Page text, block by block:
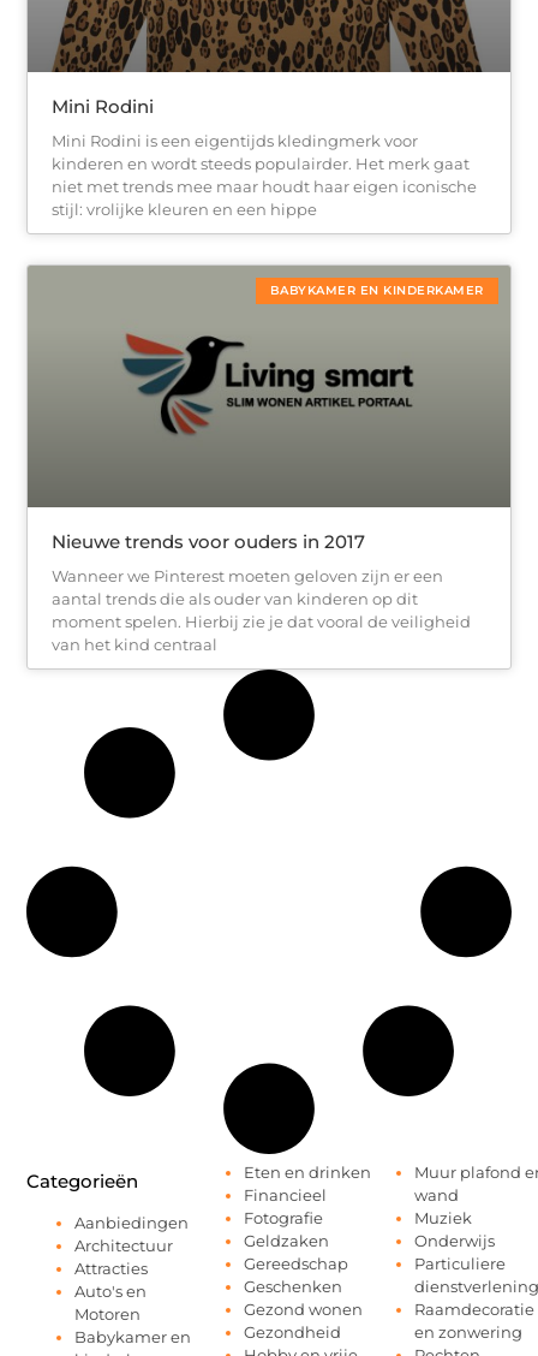
Mini Rodini
Mini Rodini is een eigentijds kledingmerk voor
kinderen en wordt steeds populairder. Het merk gaat
niet met trends mee maar houdt haar eigen iconische
stijl: vrolijke kleuren en een hippe
BABYKAMER EN KINDERKAMER
Nieuwe trends voor ouders in 2017
Wanneer we Pinterest moeten geloven zijn er een
aantal trends die als ouder van kinderen op dit
moment spelen. Hierbij zie je dat vooral de veiligheid
van het kind centraal
Categorieën
Aanbiedingen
Architectuur
Attracties
Auto's en
Motoren
Babykamer en
Eten en drinken
Financieel
Fotografie
Geldzaken
Gereedschap
Geschenken
Gezond wonen
Gezondheid
Muur plafond
wand
Muziek
Onderwijs
Particuliere
dienstverlening
Raamdecoratie
en zonwering